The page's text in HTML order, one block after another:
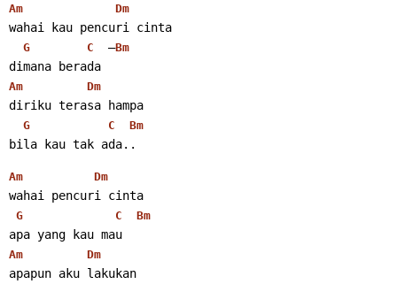
Am Dm
wahai kau pencuri cinta
G C –Bm
dimana berada
Am Dm
diriku terasa hampa
G C Bm
bila kau tak ada..
Am Dm
wahai pencuri cinta
G C Bm
apa yang kau mau
Am Dm
apapun aku lakukan